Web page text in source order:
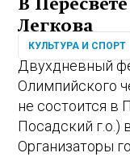
В
Легкова
КУЛЬТУРА И СПОРТ
Двухдневный
Олимпийского
не состоится в
Посадский г.о.)
Организаторы